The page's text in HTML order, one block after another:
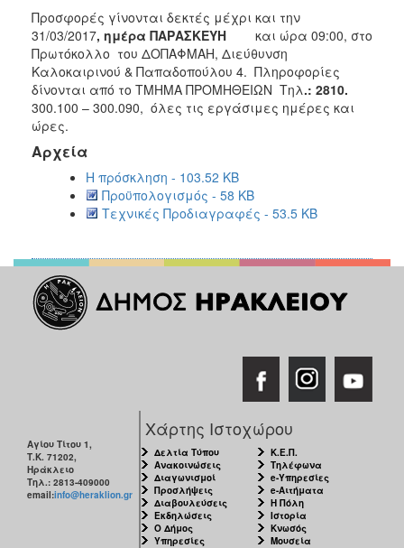
2017
2016
2015
2013
ΑΝΘΕΚΤΙΚΗ
ΠΟΛΗ
Προσφορές γίνονται δεκτές μέχρι και την
31/03/2017, ημέρα ΠΑΡΑΣΚΕΥΗ
και ώρα 09:00, στο
Πρωτόκολλο του ΔΟΠΑΦΜΑΗ, Διεύθυνση
Καλοκαιρινού & Παπαδοπούλου 4. Πληροφορίες
δίνονται από το ΤΜΗΜΑ ΠΡΟΜΗΘΕΙΩΝ Τηλ.: 2810.
300.100 – 300.090, όλες τις εργάσιμες ημέρες και
ώρες.
Αρχεία
Η πρόσκληση - 103.52 KB
Προϋπολογισμός - 58 KB
Τεχνικές Προδιαγραφές - 53.5 KB
Αγίου Τίτου 1,
Τ.Κ. 71202,
Ηράκλειο
Τηλ.: 2813-409000
email:info@heraklion.gr
Χάρτης Ιστοχώρου
Δελτία Τύπου
Ανακοινώσεις
Διαγωνισμοί
Προσλήψεις
Διαβουλεύσεις
Εκδηλώσεις
Ο Δήμος
Υπηρεσίες
Κ.Ε.Π.
Τηλέφωνα
e-Υπηρεσίες
e-Αιτήματα
Η Πόλη
Ιστορία
Κνωσός
Μουσεία